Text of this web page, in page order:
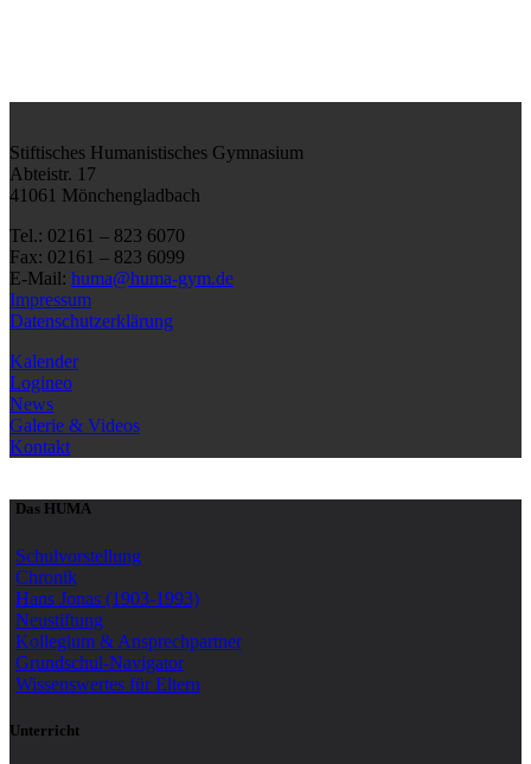
Stiftisches Humanistisches Gymnasium
Abteistr. 17
41061 Mönchengladbach
Tel.: 02161 – 823 6070
Fax: 02161 – 823 6099
E-Mail: huma@huma-gym.de
Impressum
Datenschutzerklärung
Kalender
Logineo
News
Galerie & Videos
Kontakt
Das HUMA
Schulvorstellung
Chronik
Hans Jonas (1903-1993)
Neustiftung
Kollegium & Ansprechpartner
Grundschul-Navigator
Wissenswertes für Eltern
Unterricht